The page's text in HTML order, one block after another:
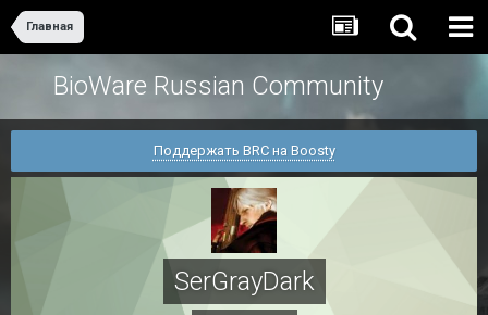
Главная
BioWare Russian Community
Поддержать BRC на Boosty
SerGrayDark